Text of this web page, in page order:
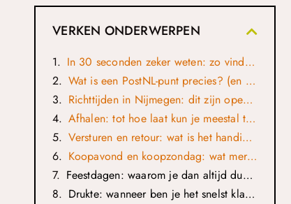
VERKEN ONDERWERPEN
In 30 seconden zeker weten: zo vind je het juiste PostNL-punt
Wat is een PostNL-punt precies? (en waarom tijden zo verschillen)
Richttijden in Nijmegen: dit zijn openingstijden die je vaak tegenkomt
Afhalen: tot hoe laat kun je meestal terecht?
Versturen en retour: wat is het handigste moment?
Koopavond en koopzondag: wat merk je daarvan bij PostNL-punten?
Feestdagen: waarom je dan altijd dubbel checkt
Drukte: wanneer ben je het snelst klaar?